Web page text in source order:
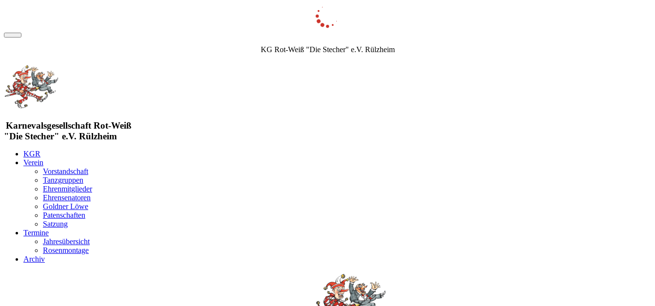
KG Rot-Weiß "Die Stecher" e.V. Rülzheim
Karnevalsgesellschaft Rot-Weiß
"Die Stecher" e.V. Rülzheim
KGR
Verein
Vorstandschaft
Tanzgruppen
Ehrenmitglieder
Ehrensenatoren
Goldner Löwe
Patenschaften
Satzung
Termine
Jahresübersicht
Rosenmontage
Archiv